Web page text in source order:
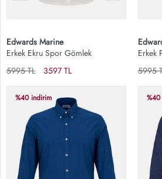
Edwards Marine
Erkek Ekru Spor Gömlek
5995 TL
3597 TL
Erkek
5995
%40 indirim